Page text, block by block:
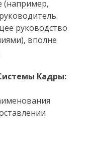
(например,
руководство
вполне
Кадры: